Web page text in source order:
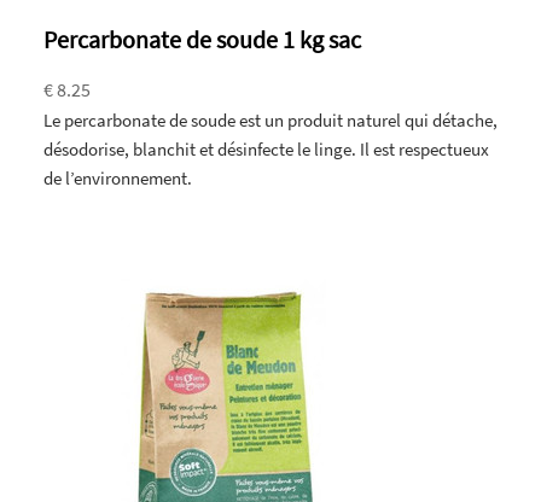
Percarbonate de soude 1 kg sac
€ 8.25
Le percarbonate de soude est un produit naturel qui détache,
désodorise, blanchit et désinfecte le linge. Il est respectueux
de l’environnement.